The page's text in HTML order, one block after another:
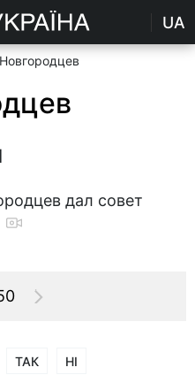
UA
дал совет
ТАК НІ